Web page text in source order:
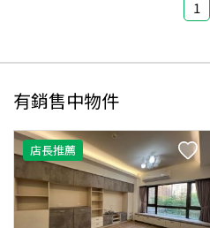
1
有銷售中物件
店長推薦